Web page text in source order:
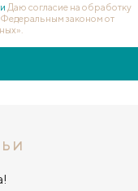
Даю согласие на обработку
законом от